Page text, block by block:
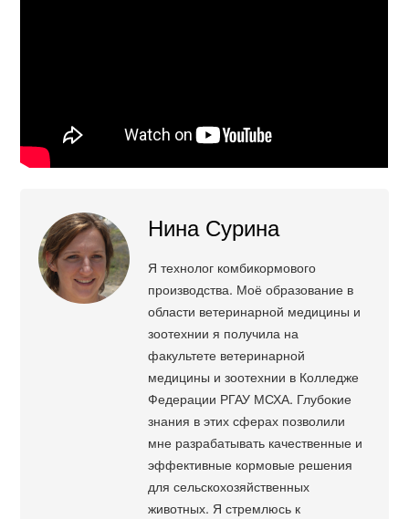
Нина Сурина
Я технолог комбикормового
производства. Моё образование в
области ветеринарной медицины и
зоотехнии я получила на
факультете ветеринарной
медицины и зоотехнии в Колледже
Федерации РГАУ МСХА. Глубокие
знания в этих сферах позволили
мне разрабатывать качественные и
эффективные кормовые решения
для сельскохозяйственных
животных. Я стремлюсь к